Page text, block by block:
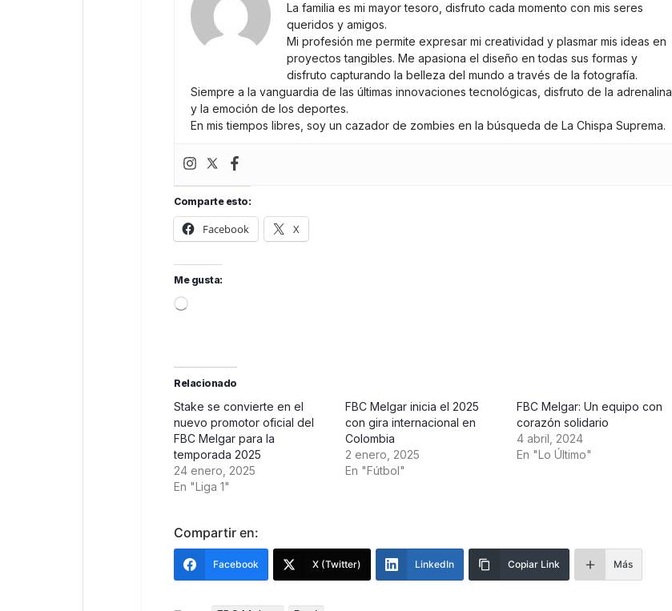
La familia es mi mayor tesoro, disfruto cada momento con mis seres
queridos y amigos.
Mi profesión me permite expresar mi creatividad y plasmar mis ideas en
proyectos tangibles. Me apasiona el diseño en todas sus formas y
disfruto capturando la belleza del mundo a través de la fotografía.
Siempre a la vanguardia de las últimas innovaciones tecnológicas, disfruto de la adrenalina
y la emoción de los deportes.
En mis tiempos libres, soy un cazador de zombies en la búsqueda de La Chispa Suprema.
Comparte esto:
Facebook X
Me gusta:
Loading…
Relacionado
Stake se convierte en el
nuevo promotor oficial del
FBC Melgar para la
temporada 2025
24 enero, 2025
En "Liga 1"
FBC Melgar inicia el 2025
con gira internacional en
Colombia
2 enero, 2025
En "Fútbol"
FBC Melgar: Un equipo con
corazón solidario
4 abril, 2024
En "Lo Último"
Compartir en:
Facebook X (Twitter) LinkedIn Copiar Link Más